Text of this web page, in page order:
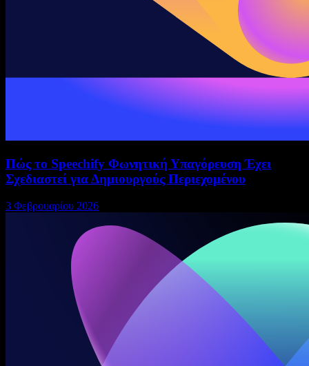
Πώς το Speechify Φωνητική Υπαγόρευση Έχει
Σχεδιαστεί για Δημιουργούς Περιεχομένου
3 Φεβρουαρίου 2026